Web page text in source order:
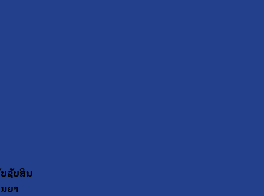
ຊັບສິນ
ຍາ